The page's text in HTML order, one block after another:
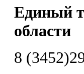
Единый
области
8